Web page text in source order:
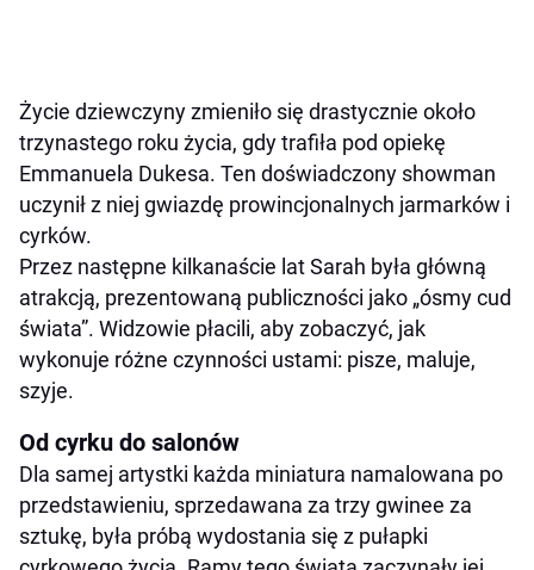
Życie dziewczyny zmieniło się drastycznie około
trzynastego roku życia, gdy trafiła pod opiekę
Emmanuela Dukesa. Ten doświadczony showman
uczynił z niej gwiazdę prowincjonalnych jarmarków i
cyrków.
Przez następne kilkanaście lat Sarah była główną
atrakcją, prezentowaną publiczności jako „ósmy cud
świata”. Widzowie płacili, aby zobaczyć, jak
wykonuje różne czynności ustami: pisze, maluje,
szyje.
Od cyrku do salonów
Dla samej artystki każda miniatura namalowana po
przedstawieniu, sprzedawana za trzy gwinee za
sztukę, była próbą wydostania się z pułapki